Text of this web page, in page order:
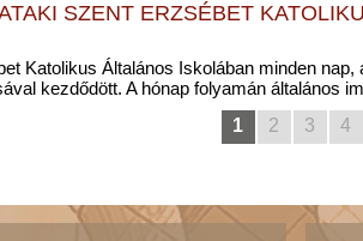
SZENT ERZSÉBET
Katolikus Általános Iskolában minden
kezdődött. A hónap folyamán általános
1
2 3 4